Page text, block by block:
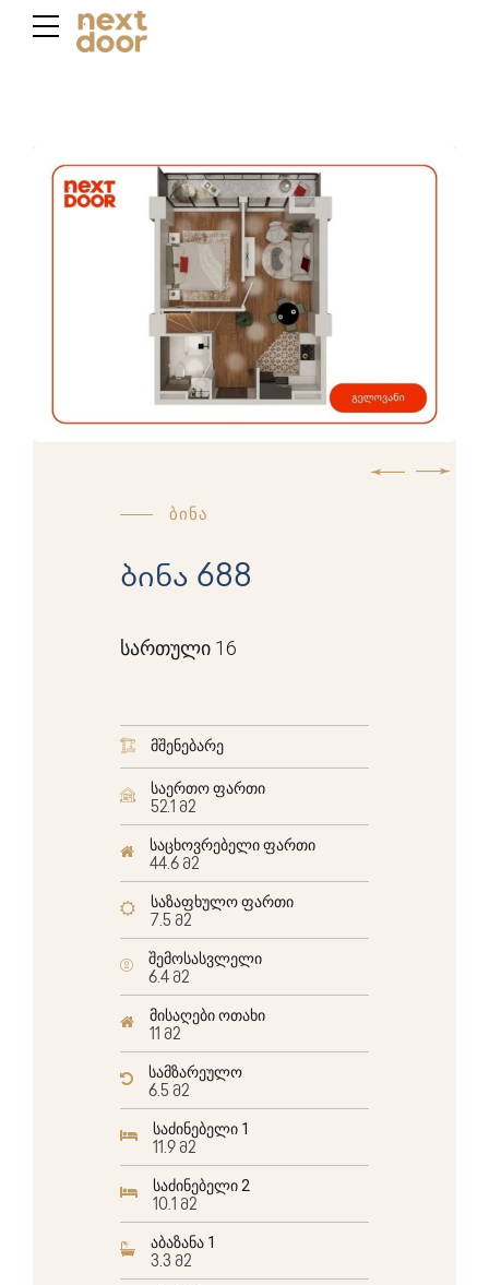
ბინა
ბინა 688
სართული 16
მშენებარე
საერთო ფართი
52.1 მ2
საცხოვრებელი ფართი
44.6 მ2
საზაფხულო ფართი
7.5 მ2
შემოსასვლელი
6.4 მ2
მისაღები ოთახი
11 მ2
სამზარეულო
6.5 მ2
საძინებელი 1
11.9 მ2
საძინებელი 2
10.1 მ2
აბაზანა 1
3.3 მ2